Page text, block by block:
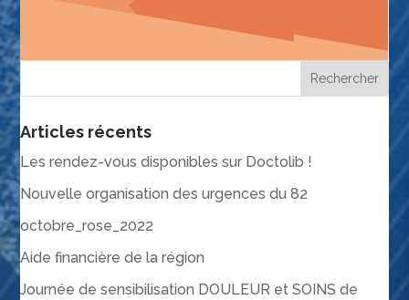
Articles récents
Les rendez-vous disponibles sur Doctolib !
Nouvelle organisation des urgences du 82
octobre_rose_2022
Aide financière de la région
Journée de sensibilisation DOULEUR et SOINS de